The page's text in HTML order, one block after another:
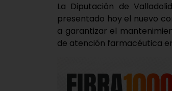
La Diputación de
presentado hoy el nuevo
a garantizar el
de atención farmacéutica